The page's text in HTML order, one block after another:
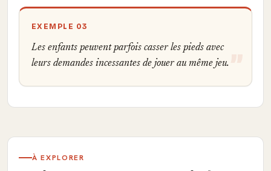
EXEMPLE 03
Les enfants peuvent parfois casser les pieds avec
leurs demandes incessantes de jouer au même jeu.
À EXPLORER